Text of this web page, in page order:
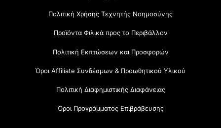
Πολιτική Χρήσης Τεχνητής Νοημοσύνης
Προϊόντα Φιλικά προς το Περιβάλλον
Πολιτική Εκπτώσεων και Προσφορών
Όροι Affiliate Συνδέσμων & Προωθητικού Υλικού
Πολιτική Διαφημιστικής Διαφάνειας
Όροι Προγράμματος Επιβράβευσης